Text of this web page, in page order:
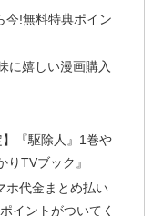
今!無料特典ポイン
に嬉しい漫画購入
】『駆除人』1巻や
TVブック』
ホ代金まとめ払い
イントがついてく